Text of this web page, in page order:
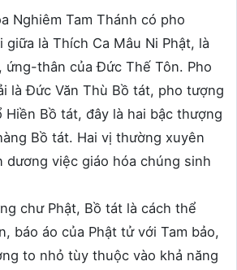
Nghiêm Tam Thánh có pho
là Thích Ca Mâu Ni Phật, là
ứng-thân của Đức Thế Tôn. Pho
là Đức Văn Thù Bồ tát, pho tượng
Hiền Bồ tát, đây là hai bậc thượng
Bồ tát. Hai vị thường xuyên
dương việc giáo hóa chúng sinh
chư Phật, Bồ tát là cách thể
báo áo của Phật tử với Tam bảo,
to nhỏ tùy thuộc vào khả năng